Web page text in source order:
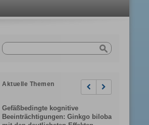
Aktuelle Themen Previous
Gefäßbedingte kognitive
Beeinträchtigungen: Ginkgo biloba